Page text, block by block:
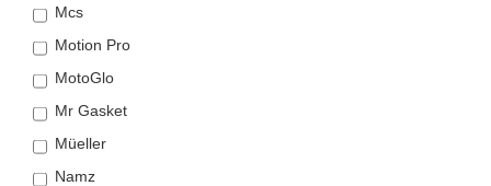
Mcs
Motion Pro
MotoGlo
Mr Gasket
Müeller
Namz